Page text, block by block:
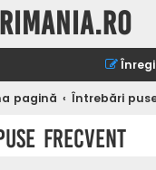
pagină Întrebări
frecvent